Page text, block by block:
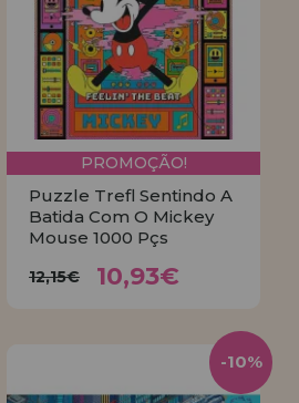
PROMOÇÃO!
Puzzle Trefl Sentindo A
Batida Com O Mickey
Mouse 1000 Pçs
12,15€ 10,93€
-10%